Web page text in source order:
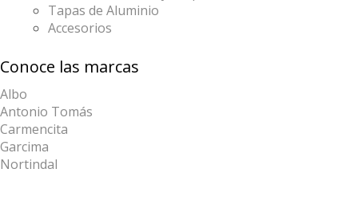
Tapas de Aluminio
Accesorios
Conoce las marcas
Albo
Antonio Tomás
Carmencita
Garcima
Nortindal